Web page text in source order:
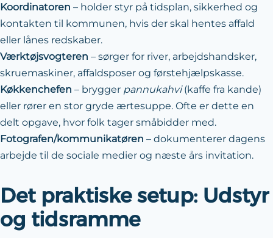
Koordinatoren – holder styr på tidsplan, sikkerhed og
kontakten til kommunen, hvis der skal hentes affald
eller lånes redskaber.
Værktøjsvogteren – sørger for river, arbejdshandsker,
skruemaskiner, affaldsposer og førstehjælpskasse.
Køkkenchefen – brygger pannukahvi(kaffe fra kande)
eller rører en stor gryde ærtesuppe. Ofte er dette en
delt opgave, hvor folk tager småbidder med.
Fotografen/kommunikatøren – dokumenterer dagens
arbejde til de sociale medier og næste års invitation.
Det praktiske setup: Udstyr
og tidsramme